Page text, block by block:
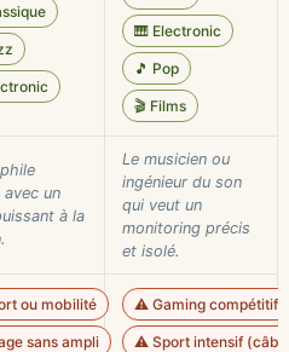
🎹 Electronic
🎵 Pop
🎬 Films
un
à la
Le musicien ou
ingénieur du son
qui veut un
monitoring précis
et isolé.
ou mobilité
sans ampli
⚠️ Gaming compétitif
⚠️ Sport intensif